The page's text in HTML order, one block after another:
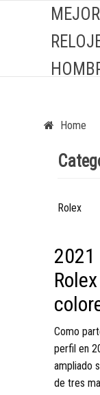
Home
Rolex
2021
Como
perfil en
ampliado
de tres